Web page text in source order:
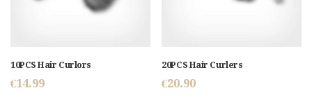
10PCS Hair Curlors
€14.99
20PCS Hair Curlers
€20.90